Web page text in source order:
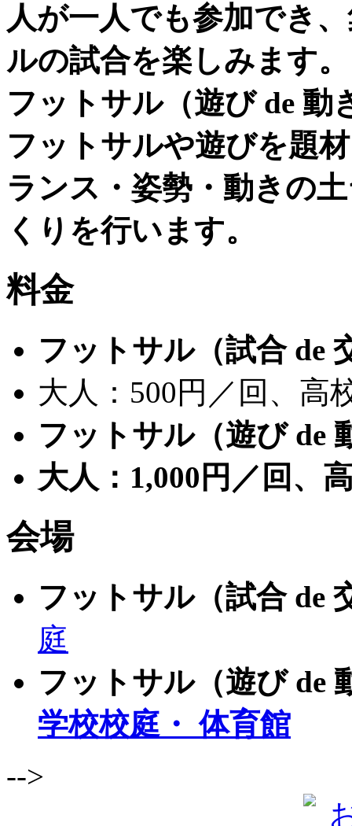
人が一人でも参加でき
ルの試合を楽しみます。
フットサル（遊び de 動
フットサルや遊びを題
ランス・姿勢・動きの
くりを行います。
料金
フットサル（試合de
大人： 500円／回、高
フットサル（遊びde
大人： 1,000 円／回、
会場
フットサル（試合de
庭
フットサル（遊びde
学校校庭 ・ 体育館
-->